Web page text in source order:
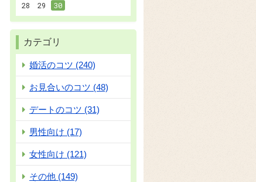
28
29 30
カテゴリ
婚活のコツ (240)
お見合いのコツ (48)
デートのコツ (31)
男性向け (17)
女性向け (121)
その他 (149)